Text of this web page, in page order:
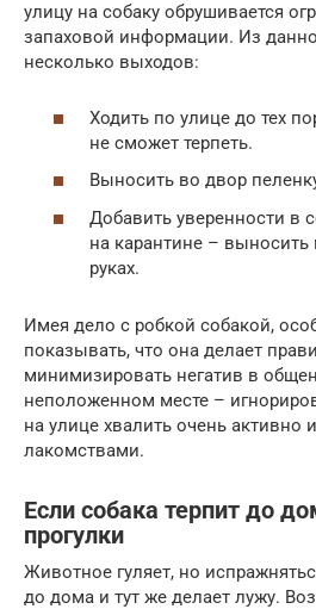
улицу на собаку обрушивается
запаховой информации. Из
несколько выходов:
Ходить по улице до тех
не сможет терпеть.
Выносить во двор
Добавить уверенности в
на карантине –
руках.
Имея дело с робкой собакой,
показывать, что она делает
минимизировать негатив в
неположенном месте –
на улице хвалить очень активно
лакомствами.
Если собака терпит до
прогулки
Животное гуляет, но
до дома и тут же делает лужу.